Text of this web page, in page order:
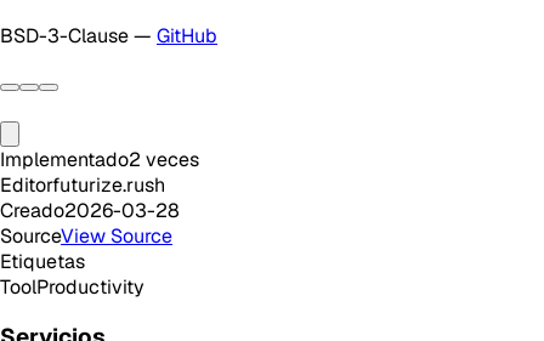
BSD-3-Clause — GitHub
Implementado2 veces
Editorfuturize.rush
Creado2026-03-28
SourceView Source
Etiquetas
ToolProductivity